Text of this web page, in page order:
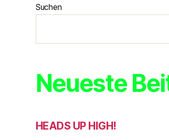
Suchen
Neueste
HEADS UP HIGH!